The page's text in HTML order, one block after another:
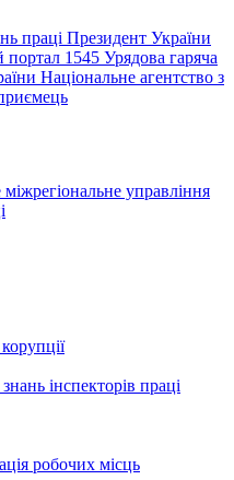
праці Президент України
портал 1545 Урядова гаряча
Національне агентство з
управління
інспекторів праці
робочих місць